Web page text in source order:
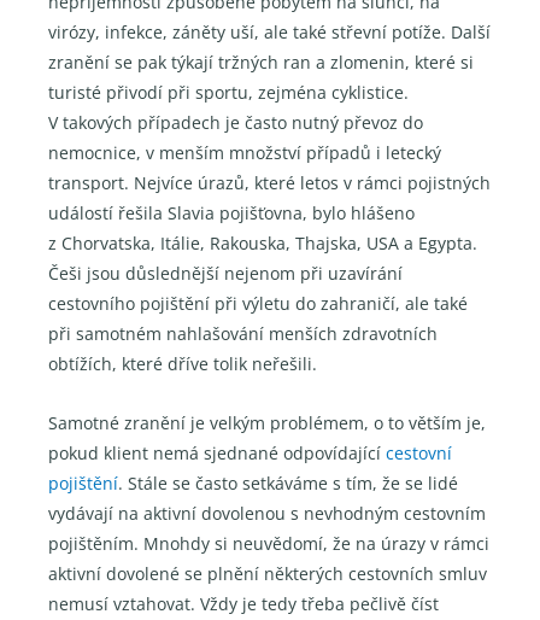
virózy, infekce, záněty uší, ale také střevní potíže. Další
zranění se pak týkají tržných ran a zlomenin, které si
turisté přivodí při sportu, zejména cyklistice.
V takových případech je často nutný převoz do
nemocnice, v menším množství případů i letecký
transport. Nejvíce úrazů, které letos v rámci pojistných
událostí řešila Slavia pojišťovna, bylo hlášeno
z Chorvatska, Itálie, Rakouska, Thajska, USA a Egypta.
Češi jsou důslednější nejenom při uzavírání
cestovního pojištění při výletu do zahraničí, ale také
při samotném nahlašování menších zdravotních
obtížích, které dříve tolik neřešili.
Samotné zranění je velkým problémem, o to větším je,
pokud klient nemá sjednané odpovídající cestovní
pojištění. Stále se často setkáváme s tím, že se lidé
vydávají na aktivní dovolenou s nevhodným cestovním
pojištěním. Mnohdy si neuvědomí, že na úrazy v rámci
aktivní dovolené se plnění některých cestovních smluv
nemusí vztahovat. Vždy je tedy třeba pečlivě číst